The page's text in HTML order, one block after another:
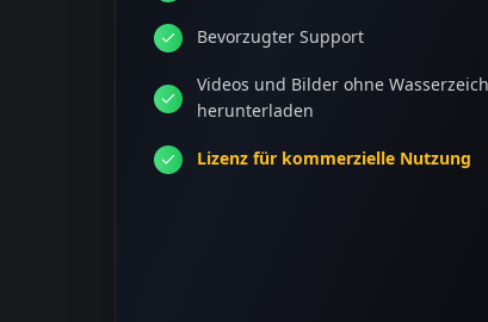
Bevorzugter Support
Videos und Bilder ohne
herunterladen
Lizenz für kommerzielle Nutzung